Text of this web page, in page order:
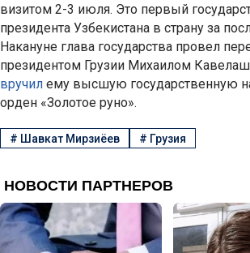
визитом 2-3 июля. Это первый
президента Узбекистана в страну за
Накануне глава государства провел
президентом Грузии Михаилом
вручил ему высшую государственную
орден «Золотое руно».
# Шавкат Мирзиёев # Грузия